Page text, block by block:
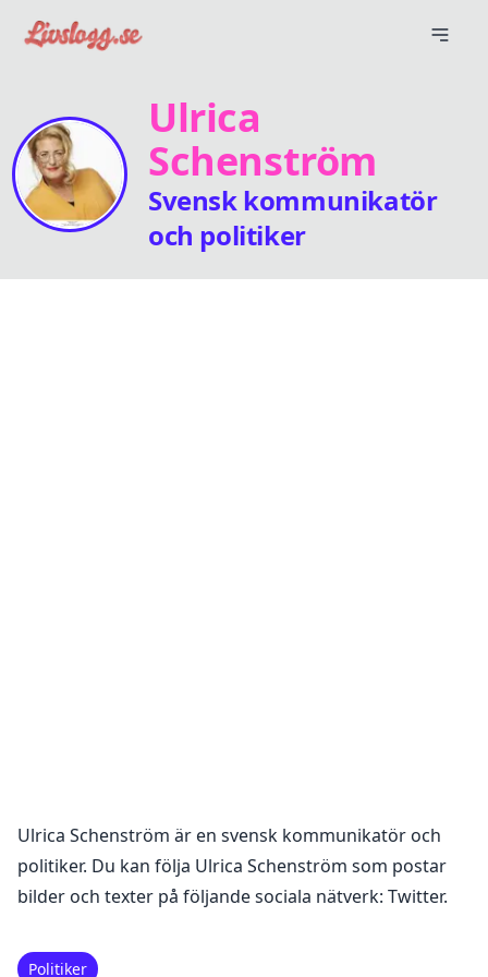
Ulrica
Schenström
Svensk kommunikatör
och politiker
Ulrica Schenström är en svensk kommunikatör och
politiker. Du kan följa Ulrica Schenström som postar
bilder och texter på följande sociala nätverk: Twitter.
Politiker